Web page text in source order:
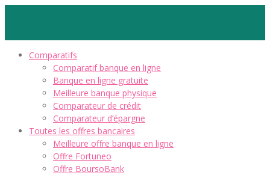
Comparatifs
Comparatif banque en ligne
Banque en ligne gratuite
Meilleure banque physique
Comparateur de crédit
Comparateur d’épargne
Toutes les offres bancaires
Meilleure offre banque en ligne
Offre Fortuneo
Offre BoursoBank